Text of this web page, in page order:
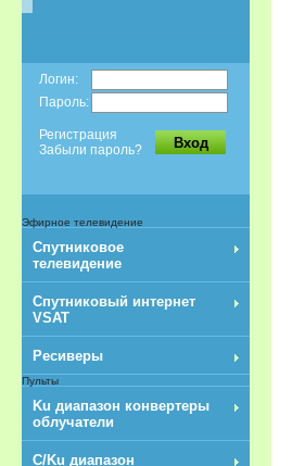
Логин:
Пароль:
Регистрация
Забыли пароль?
Вход
Эфирное телевидение
Спутниковое
телевидение
Спутниковый интернет
VSAT
Ресиверы
Пульты
Ku диапазон конвертеры
облучатели
C/Ku диапазон